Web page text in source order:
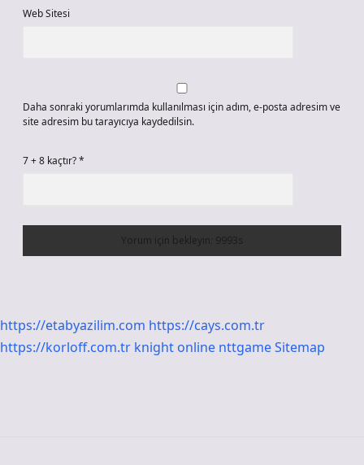
Web Sitesi
Daha sonraki yorumlarımda kullanılması için adım, e-posta adresim ve
site adresim bu tarayıcıya kaydedilsin.
7 + 8 kaçtır?*
https://etabyazilim.com https://cays.com.tr
https://korloff.com.tr knight online nttgameSitemap